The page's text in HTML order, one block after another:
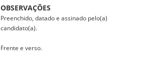
OBSERVAÇÕES
Preenchido, datado e assinado pelo(a)
candidato(a).
Frente e verso.